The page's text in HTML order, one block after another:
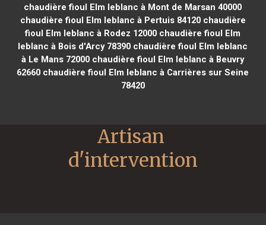
chaudière fioul Elm leblanc à Mont de Marsan 40000
chaudière fioul Elm leblanc à Pertuis 84120chaudière
fioul Elm leblanc à Rodez 12000 chaudière fioul Elm
leblanc à Bois d'Arcy 78390 chaudière fioul Elm leblanc
à Le Mans 72000 chaudière fioul Elm leblanc à Beuvry
62660 chaudière fioul Elm leblanc à Carrières sur Seine
78420
Artisan
d'intervention